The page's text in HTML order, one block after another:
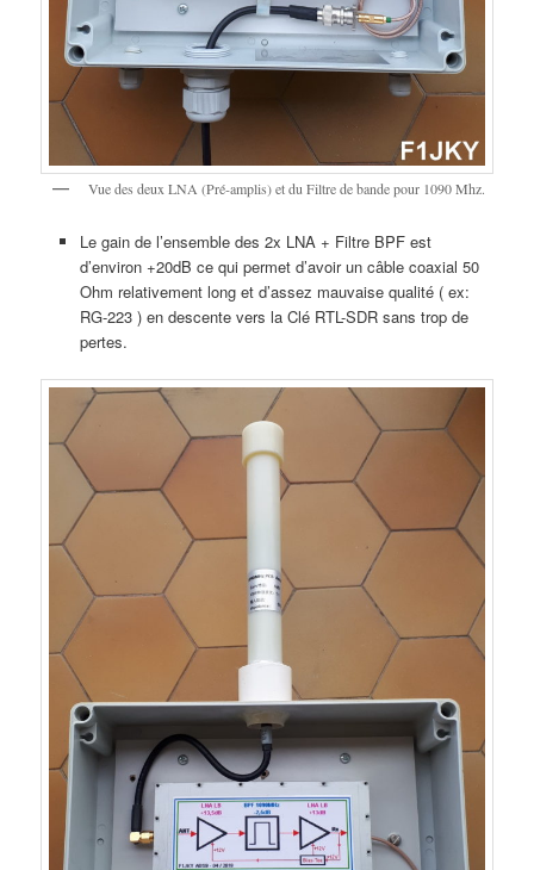
Vue des deux LNA (Pré-amplis) et du Filtre de bande pour 1090 Mhz.
Le gain de l’ensemble des 2x LNA + Filtre BPF est
d’environ +20dB ce qui permet d’avoir un câble coaxial 50
Ohm relativement long et d’assez mauvaise qualité ( ex:
RG-223 ) en descente vers la Clé RTL-SDR sans trop de
pertes.